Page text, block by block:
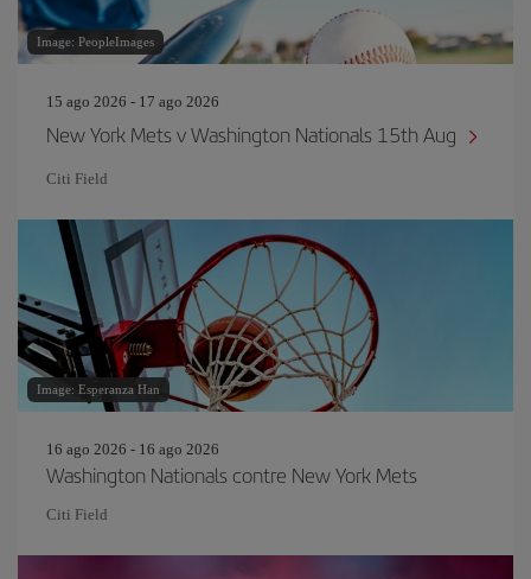
Image: PeopleImages
15 ago 2026 - 17 ago 2026
New York Mets v Washington Nationals 15th Aug
Citi Field
Image: Esperanza Han
16 ago 2026 - 16 ago 2026
Washington Nationals contre New York Mets
Citi Field